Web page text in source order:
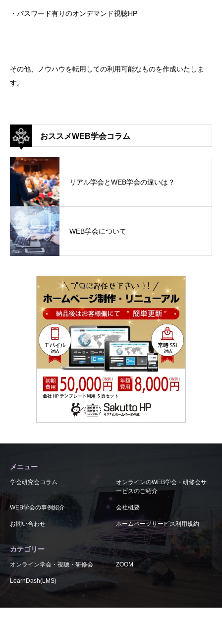
・パスワード有りのオンデマンド視聴HP
その他、ノウハウを転用しての利用可能なものを作成いたしま
す。
おススメWEB学会コラム
リアル学会とWEB学会の違いは？
WEB学会について
メニュー
学会研究会コラム
オンラインのWEB学会・研修会サ
ービスのご紹介
WEB学会の事例紹介 会社概要
お問い合わせ ホームページサービス利用規約
カテゴリー
オンライン学会・視聴・研修会 ZOOM
LearnDash(LMS)